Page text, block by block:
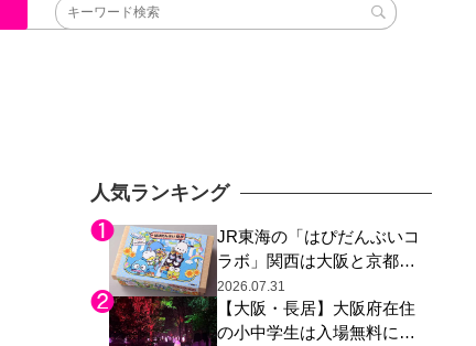
人気ランキング
JR東海の「はぴだんぶいコ
ラボ」関西は大阪と京都の
み、日焼けしたポチャッコ
らサンリオキャラが描かれ
た駅弁やグッズが登場
2026.07.31
【大阪・長居】大阪府在住
の小中学生は入場無料に、